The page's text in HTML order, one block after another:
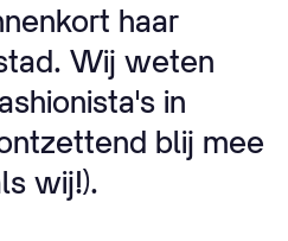
haar
Wij weten
in
blij mee
wij!).